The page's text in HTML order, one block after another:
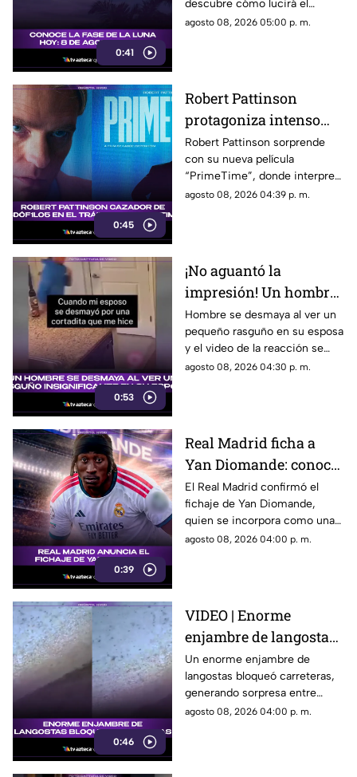
0:41
descubre cómo lucirá el
satélite natural durante esta
agosto 08, 2026 05:00 p. m.
0:45
Robert Pattinson
protagoniza intenso
thriller ‘PrimeTime’
con un nuevo papel
como cazador
Robert Pattinson sorprende
con su nueva película
“PrimeTime”, donde interpreta
a un personaje dedicado a
agosto 08, 2026 04:39 p. m.
0:53
¡No aguantó la
impresión! Un hombre
se desmaya al ver un
rasguño insignificante
en su esposa
Hombre se desmaya al ver un
pequeño rasguño en su esposa
y el video de la reacción se
vuelve viral en las redes
agosto 08, 2026 04:30 p. m.
0:39
Real Madrid ficha a
Yan Diomande: conoce
al nuevo refuerzo que
llega al club español
El Real Madrid confirmó el
fichaje de Yan Diomande,
quien se incorpora como una
de las nuevas apuestas del
agosto 08, 2026 04:00 p. m.
0:46
VIDEO | Enorme
enjambre de langostas
bloquea carreteras
Un enorme enjambre de
langostas bloqueó carreteras,
generando sorpresa entre
conductores y usuarios que
agosto 08, 2026 04:00 p. m.